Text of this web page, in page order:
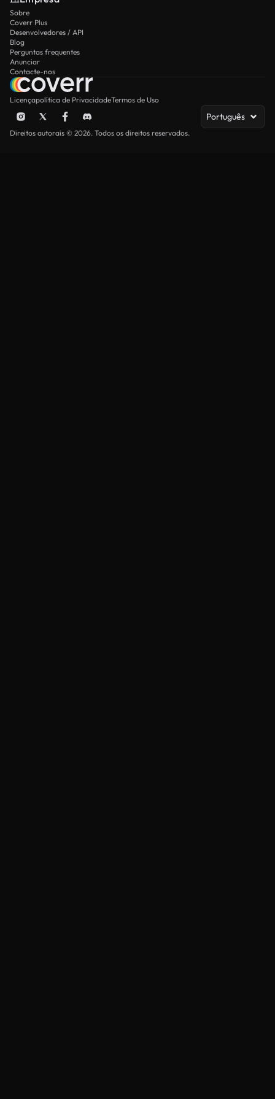
Sobre
Coverr Plus
Desenvolvedores / API
Blog
Perguntas frequentes
Anunciar
Contacte-nos
Licençapolítica de PrivacidadeTermos de Uso
Português
Direitos autorais © 2026. Todos os direitos reservados.